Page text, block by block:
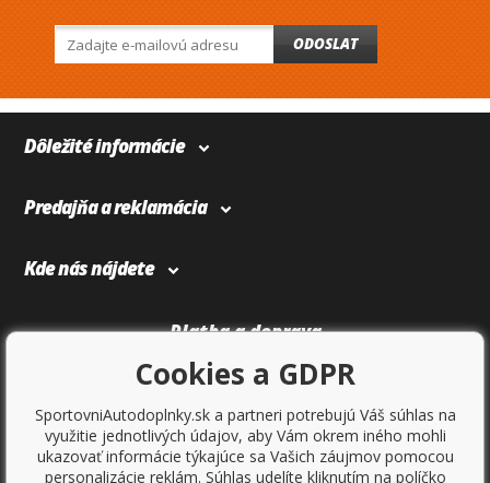
ODOSLAT
Dôležité informácie
Predajňa a reklamácia
Kde nás nájdete
Platba a doprava
Cookies a GDPR
SportovniAutodoplnky.sk a partneri potrebujú Váš súhlas na
využitie jednotlivých údajov, aby Vám okrem iného mohli
ukazovať informácie týkajúce sa Vašich záujmov pomocou
personalizácie reklám. Súhlas udelíte kliknutím na políčko